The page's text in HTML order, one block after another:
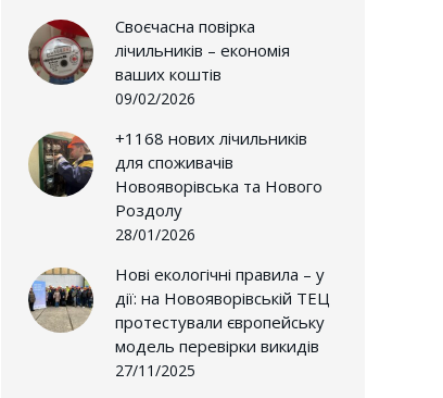
Своєчасна повірка
лічильників – економія
ваших коштів
09/02/2026
+1168 нових лічильників
для споживачів
Новояворівська та Нового
Роздолу
28/01/2026
Нові екологічні правила – у
дії: на Новояворівській ТЕЦ
протестували європейську
модель перевірки викидів
27/11/2025